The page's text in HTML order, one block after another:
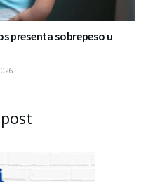
presenta sobrepeso u